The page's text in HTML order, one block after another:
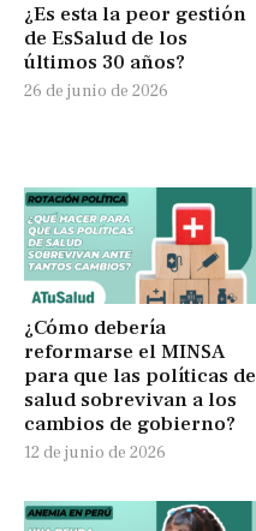
¿Es esta la peor gestión
de EsSalud de los
últimos 30 años?
26 de junio de 2026
¿Cómo debería
reformarse el MINSA
para que las políticas de
salud sobrevivan a los
cambios de gobierno?
12 de junio de 2026